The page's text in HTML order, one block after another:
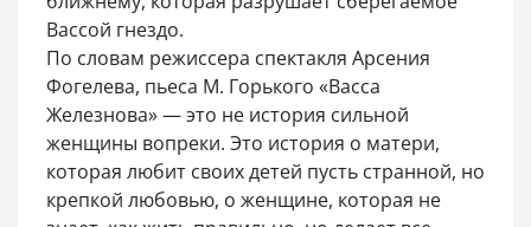
Вассой гнездо.
По словам режиссера спектакля Арсения
Фогелева, пьеса М. Горького «Васса
Железнова» — это не история сильной
женщины вопреки. Это история о матери,
которая любит своих детей пусть странной, но
крепкой любовью, о женщине, которая не